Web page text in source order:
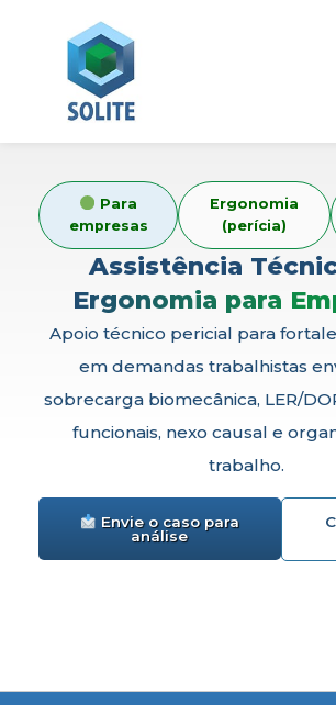
Para
empresas
Ergonomia
(perícia)
Assistência
Ergonomia para
Apoio técnico pericial para
em demandas trabalhistas
sobrecarga biomecânica, LER/
funcionais, nexo causal e
trabalho.
Envie o caso para
análise